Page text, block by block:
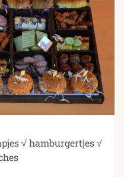
√ hamburgertjes √